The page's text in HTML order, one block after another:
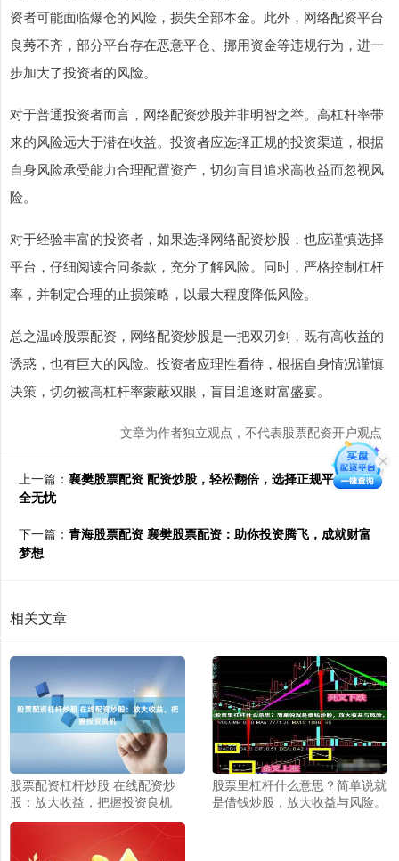
资者可能面临爆仓的风险，损失全部本金。此外，网络配资平台
良莠不齐，部分平台存在恶意平仓、挪用资金等违规行为，进一
步加大了投资者的风险。
对于普通投资者而言，网络配资炒股并非明智之举。高杠杆率带
来的风险远大于潜在收益。投资者应选择正规的投资渠道，根据
自身风险承受能力合理配置资产，切勿盲目追求高收益而忽视风
险。
对于经验丰富的投资者，如果选择网络配资炒股，也应谨慎选择
平台，仔细阅读合同条款，充分了解风险。同时，严格控制杠杆
率，并制定合理的止损策略，以最大程度降低风险。
总之温岭股票配资，网络配资炒股是一把双刃剑，既有高收益的
诱惑，也有巨大的风险。投资者应理性看待，根据自身情况谨慎
决策，切勿被高杠杆率蒙蔽双眼，盲目追逐财富盛宴。
文章为作者独立观点，不代表股票配资开户观点
上一篇： 襄樊股票配资 配资炒股，轻松翻倍，选择正规平台，安
全无忧
下一篇： 青海股票配资 襄樊股票配资：助你投资腾飞，成就财富
梦想
相关文章
股票配资杠杆炒股 在线配资炒
股：放大收益，把握投资良机
股票里杠杆什么意思？简单说就
是借钱炒股，放大收益与风险。